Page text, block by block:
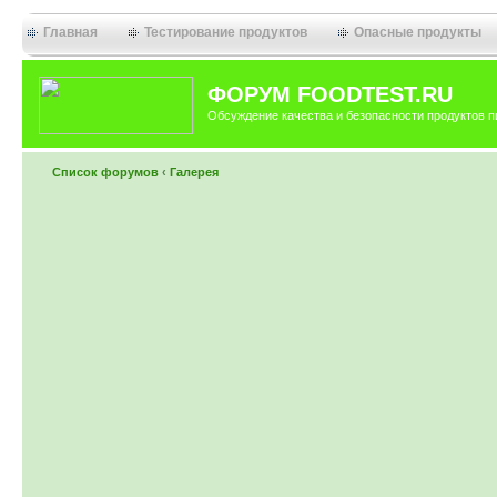
Главная Тестирование продуктов Опасные продукты
ФОРУМ FOODTEST.RU
Обсуждение качества и безопасности продуктов
Список форумов ‹ Галерея